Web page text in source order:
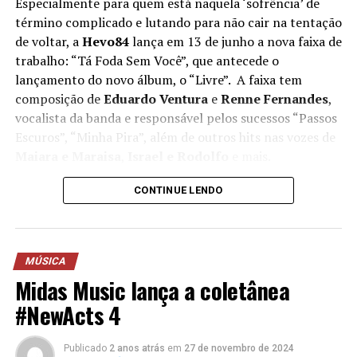
término complicado e lutando para não cair na tentação
de voltar, aHevo84lança em 13 de junho a nova faixa de
trabalho: “Tá Foda Sem Você”, que antecede o
lançamento do novo álbum, o “Livre”. A faixa tem
composição deEduardo VenturaeRenne Fernandes,
vocalista da banda e responsável pelos sucessos “Passos
Escuros”, “Minha Pira”, além de outros hits nas vozes de
Entrando com tudo na nova era, o novo álbum de um
com alguns lançamentos, como o single homônimo que
teve um clipe gravado ao vivo na Jai Club. Além disto, o
novo trabalho da Hevo84 atravessa as histórias de amor
moderno e coloca em foco em dilemas que todo jovem
passa. A nova música de trabalho fala exatamente sobre
a luta pós-término, em especial, se for um
relacionamento abusivo.
CONTINUE LENDO
MÚSICA
Midas Music lança a coletânea
#NewActs 4
Publicado 2 anos atrás em 27 de novembro de 2024